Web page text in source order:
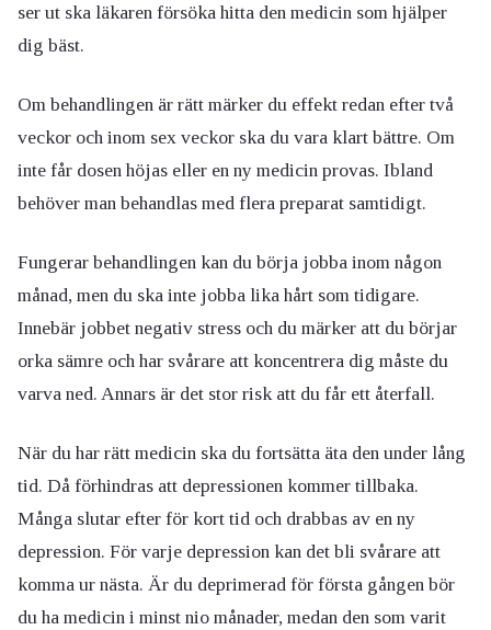
ser ut ska läkaren försöka hitta den medicin som hjälper
dig bäst.
Om behandlingen är rätt märker du effekt redan efter två
veckor och inom sex veckor ska du vara klart bättre. Om
inte får dosen höjas eller en ny medicin provas. Ibland
behöver man behandlas med flera preparat samtidigt.
Fungerar behandlingen kan du börja jobba inom någon
månad, men du ska inte jobba lika hårt som tidigare.
Innebär jobbet negativ stress och du märker att du börjar
orka sämre och har svårare att koncentrera dig måste du
varva ned. Annars är det stor risk att du får ett återfall.
När du har rätt medicin ska du fortsätta äta den under lång
tid. Då förhindras att depressionen kommer tillbaka.
Många slutar efter för kort tid och drabbas av en ny
depression. För varje depression kan det bli svårare att
komma ur nästa. Är du deprimerad för första gången bör
du ha medicin i minst nio månader, medan den som varit